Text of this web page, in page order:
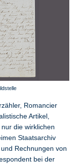
Romancier
Artikel,
die wirklichen
Staatsarchiv
Rechnungen von
bei der